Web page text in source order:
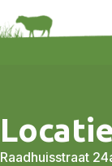
Locatie
Raadhuisstraat